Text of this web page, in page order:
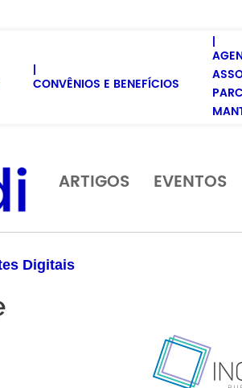
CONVÊNIOS E BENEFÍCIOS
ARTIGOS EVENTOS
Digitais